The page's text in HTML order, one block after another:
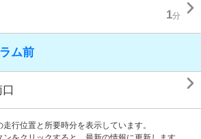
1分 
ム前

行位置と所要時分を表示しています。